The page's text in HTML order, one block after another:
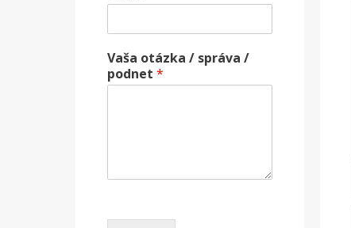
Vaša otázka / správa /
podnet *